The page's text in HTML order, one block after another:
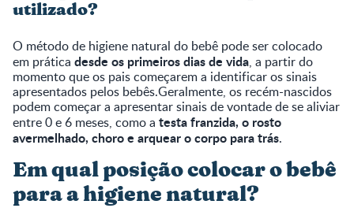
utilizado?
O método de higiene natural do bebê pode ser colocado
em prática desde os primeiros dias de vida, a partir do
momento que os pais começarem a identificar os sinais
apresentados pelos bebês.Geralmente, os recém-nascidos
podem começar a apresentar sinais de vontade de se aliviar
entre 0 e 6 meses, como a testa franzida, o rosto
avermelhado, choro e arquear o corpo para trás.
Em qual posição colocar o bebê
para a higiene natural?